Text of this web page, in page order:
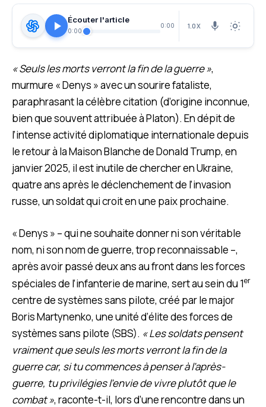
Écouter l'article
0:00
0:00 1.0X
« Seuls les morts verront la fin de la guerre »,
murmure « Denys » avec un sourire fataliste,
paraphrasant la célèbre citation (d’origine inconnue,
bien que souvent attribuée à Platon). En dépit de
l’intense activité diplomatique internationale depuis
le retour à la Maison Blanche de Donald Trump, en
janvier 2025, il est inutile de chercher en Ukraine,
quatre ans après le déclenchement de l’invasion
russe, un soldat qui croit en une paix prochaine.
« Denys » – qui ne souhaite donner ni son véritable
nom, ni son nom de guerre, trop reconnaissable –,
après avoir passé deux ans au front dans les forces
spéciales de l’infanterie de marine, sert au sein du 1er
centre de systèmes sans pilote, créé par le major
Boris Martynenko, une unité d’élite des forces de
systèmes sans pilote (SBS). « Les soldats pensent
vraiment que seuls les morts verront la fin de la
guerre car, si tu commences à penser à l’après-
guerre, tu privilégies l’envie de vivre plutôt que le
combat », raconte-t-il, lors d’une rencontre dans un